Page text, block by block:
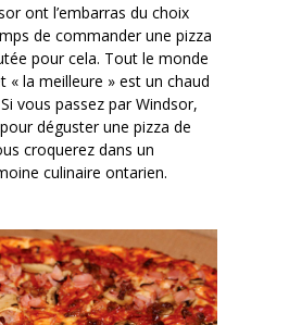
ont l’embarras du choix
de commander une pizza
pour cela. Tout le monde
« la meilleure » est un chaud
vous passez par Windsor,
déguster une pizza de
croquerez dans un
culinaire ontarien.